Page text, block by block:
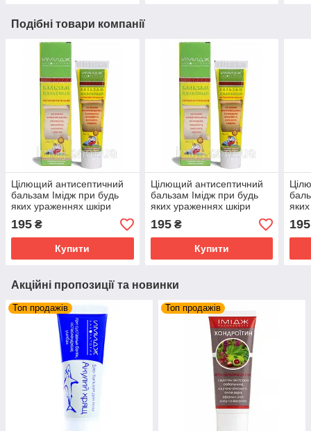
Подібні товари компанії
Цілющий антисептичний
бальзам Імідж при будь
яких ураженнях шкіри
195 ₴
Купити
Цілющий антисептичний
бальзам Імідж при будь
яких ураженнях шкіри
195₴
Купити
195
Акційні пропозиції та новинки
Топ продажів Топ продажів